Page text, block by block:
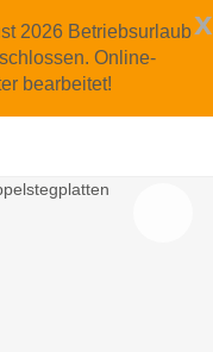
x
2026 Betriebsurlaub
Online-
bearbeitet!